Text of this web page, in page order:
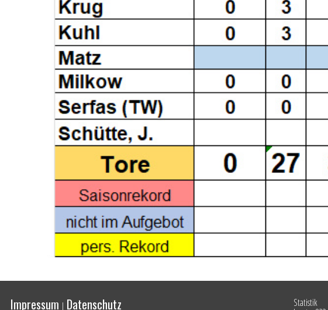
Impressum | Datenschutz Statistik